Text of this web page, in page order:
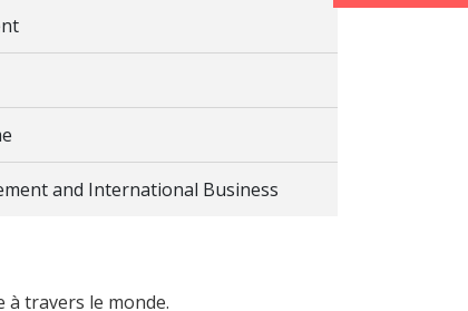
and International Business
à travers le monde.